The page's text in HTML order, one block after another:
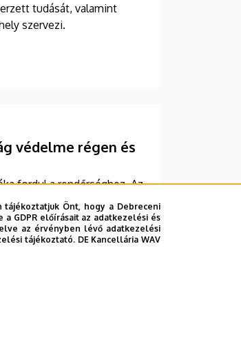
tudását, valamint
szervezi.
védelme régen és
fordul a rendőrséghez. Az
éve még a
az új kihívásokra ma a
DE M. Tóth Ildikó
Önt, hogy a Debreceni
GDPR előírásait az adatkezelési és
az érvényben lévő adatkezelési
tájékoztató. DE Kancellária WAV